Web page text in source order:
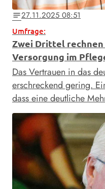
notes27.11.2025 08:51
Umfrage:
Zwei Drittel
Versorgung im
Das Vertrauen in das
erschreckend gering.
dass eine deutliche